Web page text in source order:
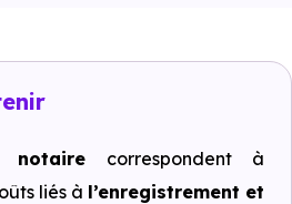
correspondent à
liés à l’enregistrement et